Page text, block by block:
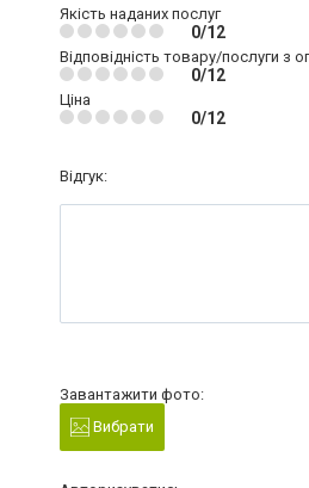
Якість наданих послуг
0/12
Відповідність товару/послуги з
0/12
Ціна
0/12
Відгук:
Завантажити фото:
Вибрати